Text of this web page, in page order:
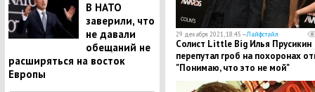
В НАТО
заверили, что
не давали
обещаний не
расширяться на восток
Европы
29 декабря 2021, 18:45 —Лайфстайл
Солист Little Big Илья Прусикин
перепутал гроб на похоронах
"Понимаю, что это не мой"